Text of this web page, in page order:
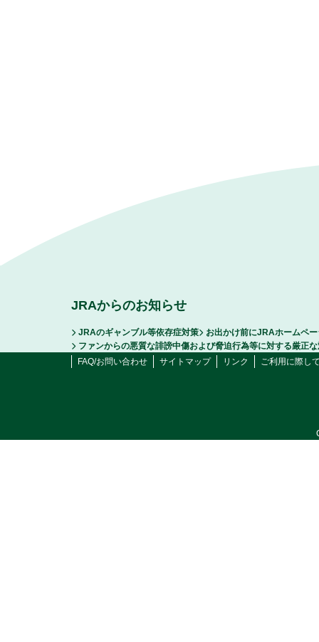
JRAからのお知らせ
JRAのギャンブル等依存症対策
お出かけ前にJRAホームペ
ファンからの悪質な誹謗中傷および脅迫行為等に対する厳正
FAQ/お問い合わせ
サイトマップ リンク ご利用に際し